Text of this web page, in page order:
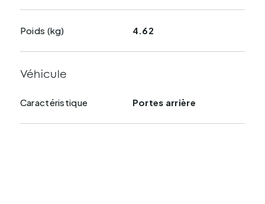
Poids (kg) 4.62
Véhicule
Caractéristique Portes arrière